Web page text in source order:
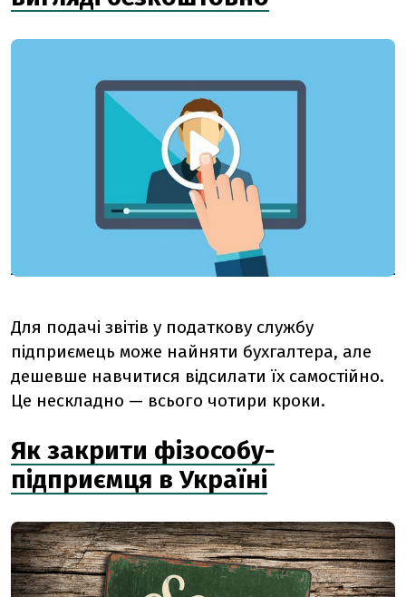
Для подачі звітів у податкову службу
підприємець може найняти бухгалтера, але
дешевше навчитися відсилати їх самостійно.
Це нескладно — всього чотири кроки.
Як закрити фізособу-
підприємця в Україні